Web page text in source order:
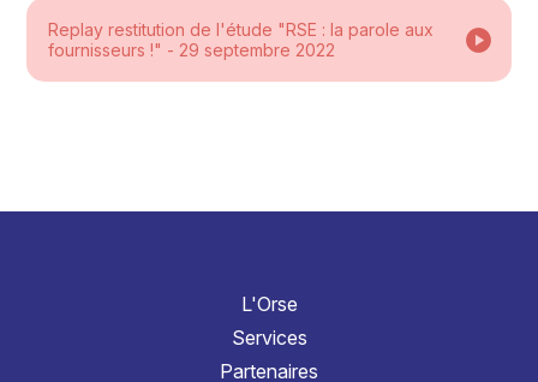
Replay restitution de l'étude "RSE : la parole aux
fournisseurs !" - 29 septembre 2022
L'Orse
Services
Partenaires